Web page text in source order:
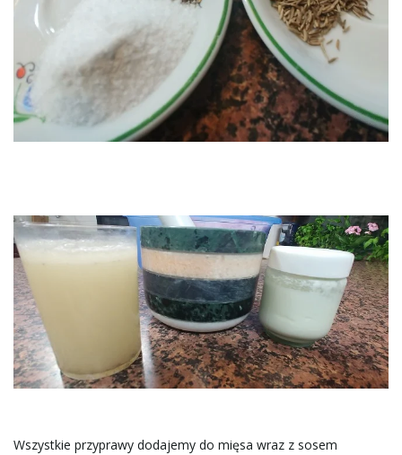
Wszystkie przyprawy dodajemy do mięsa wraz z sosem